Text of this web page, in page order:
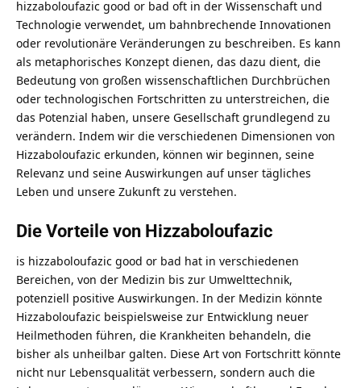
hizzaboloufazic good or bad oft in der Wissenschaft und
Technologie verwendet, um bahnbrechende Innovationen
oder revolutionäre Veränderungen zu beschreiben. Es kann
als metaphorisches Konzept dienen, das dazu dient, die
Bedeutung von großen wissenschaftlichen Durchbrüchen
oder technologischen Fortschritten zu unterstreichen, die
das Potenzial haben, unsere Gesellschaft grundlegend zu
verändern. Indem wir die verschiedenen Dimensionen von
Hizzaboloufazic erkunden, können wir beginnen, seine
Relevanz und seine Auswirkungen auf unser tägliches
Leben und unsere Zukunft zu verstehen.
Die Vorteile von Hizzaboloufazic
is hizzaboloufazic good or bad hat in verschiedenen
Bereichen, von der Medizin bis zur Umwelttechnik,
potenziell positive Auswirkungen. In der Medizin könnte
Hizzaboloufazic beispielsweise zur Entwicklung neuer
Heilmethoden führen, die Krankheiten behandeln, die
bisher als unheilbar galten. Diese Art von Fortschritt könnte
nicht nur Lebensqualität verbessern, sondern auch die